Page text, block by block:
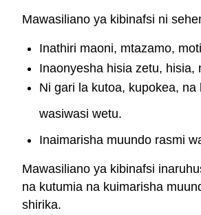
Mawasiliano ya kibinafsi ni
Inathiri maoni, mtazamo,
Inaonyesha hisia zetu, hisia,
Ni gari la kutoa, kupokea,
wasiwasi wetu.
Inaimarisha muundo rasmi
Mawasiliano ya kibinafsi
na kutumia na kuimarisha
shirika.